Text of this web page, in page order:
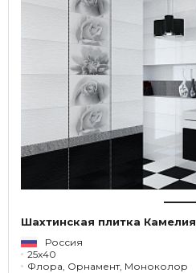
Шахтинская плитка Камелия
Россия
25x40
Флора, Орнамент, Моноколор